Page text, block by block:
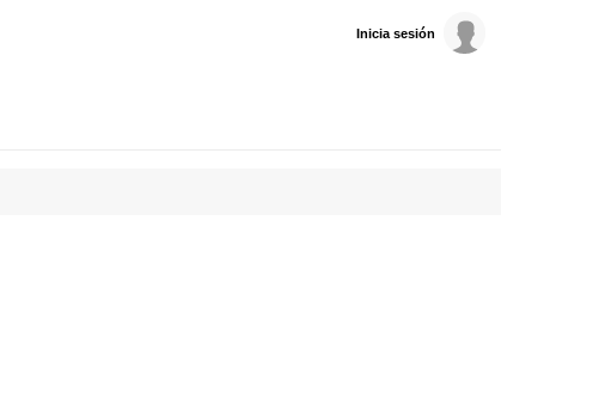
Inicia sesión